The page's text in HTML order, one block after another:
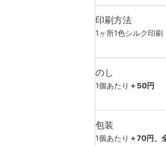
印刷方法
1ヶ所1色シルク印刷
のし
1個あたり ＋50円
包装
1個あたり ＋70円、